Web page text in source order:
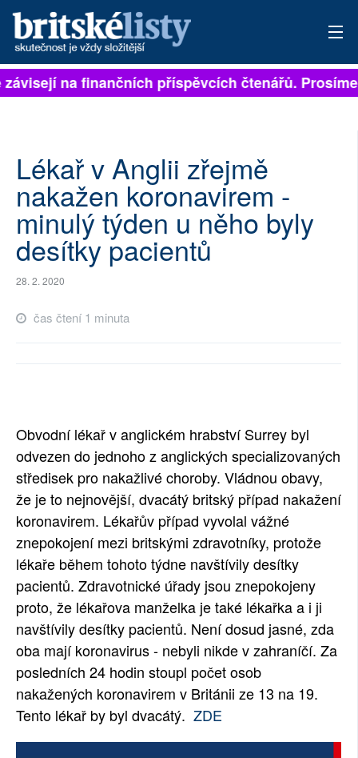
PŘIHLÁSIT
ARCHIV
ROZHOVORY
TÉMATA
NEJČTENĚJŠÍ ZA 7 DNÍ
PLNÁ VERZE STRÁNEK
na finančních příspěvcích čtenářů.
Lékař v Anglii zřejmě
nakažen koronavirem -
minulý týden u něho byly
desítky pacientů
28. 2. 2020
čas čtení 1 minuta
Obvodní lékař v anglickém hrabství Surrey byl
odvezen do jednoho z anglických specializovaných
středisek pro nakažlivé choroby. Vládnou obavy,
že je to nejnovější, dvacátý britský případ nakažení
koronavirem. Lékařův případ vyvolal vážné
znepokojení mezi britskými zdravotníky, protože
lékaře během tohoto týdne navštívily desítky
pacientů. Zdravotnické úřady jsou znepokojeny
proto, že lékařova manželka je také lékařka a i ji
navštívily desítky pacientů. Není dosud jasné, zda
oba mají koronavirus - nebyli nikde v zahraníčí. Za
posledních 24 hodin stoupl počet osob
nakažených koronavirem v Británii ze 13 na 19.
Tento lékař by byl dvacátý. ZDE